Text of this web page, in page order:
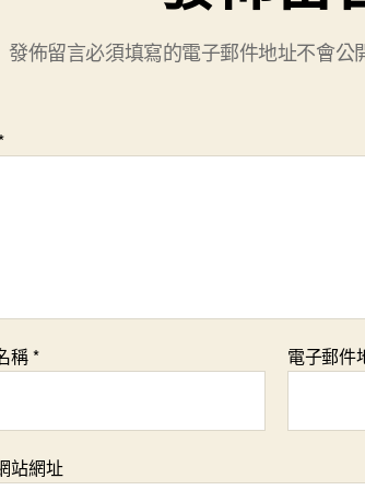
發佈留言必須填寫的電子郵件地址不會公
稱* 電子郵件
站網址